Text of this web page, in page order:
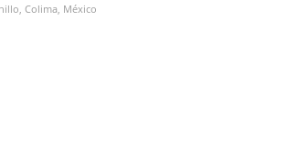
Colima, México